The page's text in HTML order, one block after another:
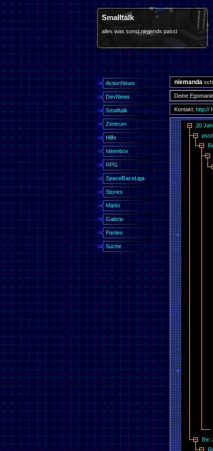
Smalltalk
alles was sonst nirgends passt
ActionNews
DevNews
Smalltalk
Zentrum
Hilfe
Ideenbox
RPG
SpaceRaceLiga
Stories
Markt
Galerie
Parties
Suche
niemanda
Deine
Kontakt: http://
20
Re: